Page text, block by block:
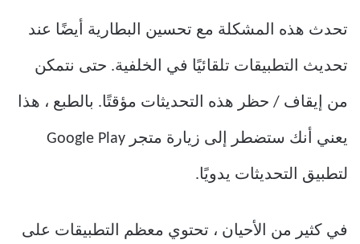
تحدث هذه المشكلة مع تحسين البطارية أيضًا عند
تحديث التطبيقات تلقائيًا في الخلفية. حتى نتمكن
من إيقاف / حظر هذه التحديثات مؤقتًا. بالطبع ، هذا
يعني أنك ستضطر إلى زيارة متجر Google Play
لتطبيق التحديثات يدويًا.
في كثير من الأحيان ، تحتوي معظم التطبيقات على